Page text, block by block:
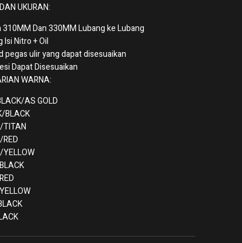
UKURAN:
310MM Dan 330MM Lubang ke Lubang
Isi Nitro + Oil
pegas ulir yang dapat disesuaikan
Dapat Disesuaikan
WARNA:
AS GOLD
BLACK
TITAN
YELLOW